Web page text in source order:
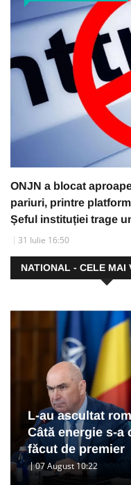
ONJN a blocat
pariuri, printre
Șeful instituției trage
31 Iulie 16:50
NATIONAL - CELE MAI
L-au ascultat
Câtă energie s-a
făcut de premier
07 August 10:22